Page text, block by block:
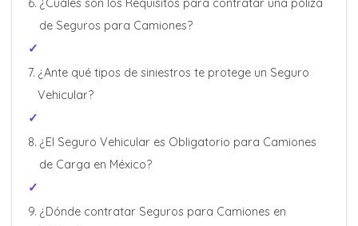
¿Cuáles son los Requisitos para contratar una póliza
de Seguros para Camiones?
¿Ante qué tipos de siniestros te protege un Seguro
Vehicular?
¿El Seguro Vehicular es Obligatorio para Camiones
de Carga en México?
¿Dónde contratar Seguros para Camiones en